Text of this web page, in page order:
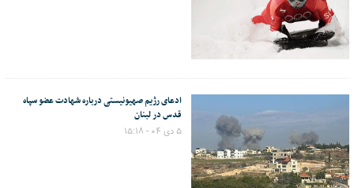
ادعای رژیم صهیونیستی درباره شهادت عضو سپاه
قدس در لبنان
۵ دی ۰۴ - ۱۵:۱۸